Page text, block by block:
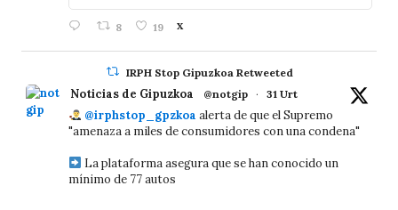
8 19 X
IRPH Stop Gipuzkoa Retweeted
Noticias de Gipuzkoa @notgip · 31 Urt
@irphstop_gpzkoa alerta de que el Supremo
"amenaza a miles de consumidores con una condena"
La plataforma asegura que se han conocido un
mínimo de 77 autos